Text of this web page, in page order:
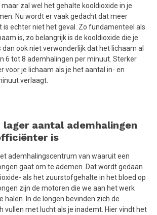
zal wel het gehalte kooldioxide in je
Nu wordt er vaak gedacht dat meer
is echter niet het geval. Zo fundamenteel als
is, zo belangrijk is de kooldioxide die je
ook niet verwonderlijk dat het lichaam al
6 tot 8 ademhalingen per minuut. Sterker
voor je lichaam als je het aantal in- en
verlaagt.
lager aantal ademhalingen
is
ademhalingscentrum van waaruit een
gaat om te ademen. Dat wordt gedaan
als het zuurstofgehalte in het bloed op
zijn de motoren die we aan het werk
halen. In de longen bevinden zich de
vullen met lucht als je inademt. Hier vindt het